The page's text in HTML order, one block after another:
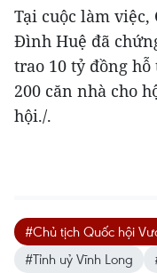
Tại cuộc làm việc,
Đình Huệ đã
trao 10 tỷ đồng
200 căn nhà cho
hội./.
#Chủ tịch Quốc hội
#Tỉnh uỷ Vĩnh Long